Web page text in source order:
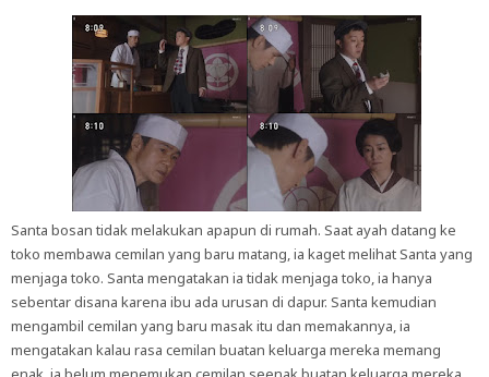
Santa bosan tidak melakukan apapun di rumah. Saat ayah datang ke
toko membawa cemilan yang baru matang, ia kaget melihat Santa yang
menjaga toko. Santa mengatakan ia tidak menjaga toko, ia hanya
sebentar disana karena ibu ada urusan di dapur. Santa kemudian
mengambil cemilan yang baru masak itu dan memakannya, ia
mengatakan kalau rasa cemilan buatan keluarga mereka memang